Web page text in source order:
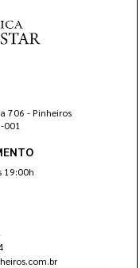
706 - Pinheiros
001
19:00h